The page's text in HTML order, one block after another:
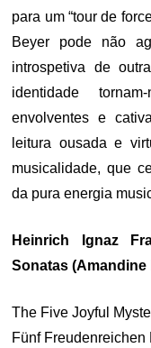
para um “tour de
Beyer pode não
introspetiva de
identidade
envolventes e
leitura ousada e
musicalidade, que
da pura energia
Heinrich Ignaz
Sonatas (Amandine
The Five Joyful
Fünf Freudenreichen